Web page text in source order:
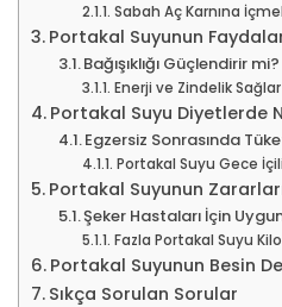
Sabah Aç Karnına
Portakal Suyunun
Bağışıklığı Güçlendirir mi?
Enerji ve Zindelik Sağlar
Portakal Suyu Diyetlerde
Egzersiz Sonrasında
Portakal Suyu Gece
Portakal Suyunun
Şeker Hastaları İçin
Fazla Portakal Suyu Kilo
Portakal Suyunun Besin
Sıkça Sorulan Sorular